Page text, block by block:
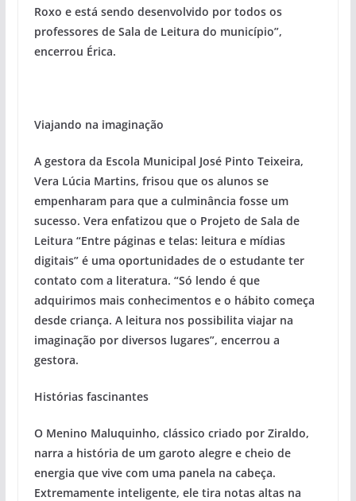
Roxo e está sendo desenvolvido por todos os
professores de Sala de Leitura do município”,
encerrou Érica.
Viajando na imaginação
A gestora da Escola Municipal José Pinto Teixeira,
Vera Lúcia Martins, frisou que os alunos se
empenharam para que a culminância fosse um
sucesso. Vera enfatizou que o Projeto de Sala de
Leitura “Entre páginas e telas: leitura e mídias
digitais” é uma oportunidades de o estudante ter
contato com a literatura. “Só lendo é que
adquirimos mais conhecimentos e o hábito começa
desde criança. A leitura nos possibilita viajar na
imaginação por diversos lugares”, encerrou a
gestora.
Histórias fascinantes
O Menino Maluquinho, clássico criado por Ziraldo,
narra a história de um garoto alegre e cheio de
energia que vive com uma panela na cabeça.
Extremamente inteligente, ele tira notas altas na